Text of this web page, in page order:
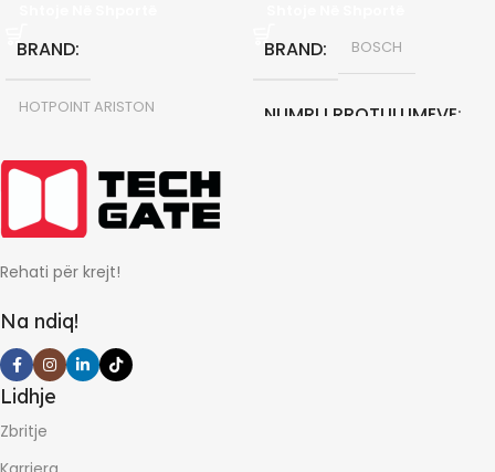
BRAND
HOTPOINT ARISTON
FUQIA E MIKROVALES
700 W
KAPACITETI LITER
GARANCIONI NE MUAJ
60
BRAND BOSCH
NUMRI I RROTULLIMEVE
Rehati për krejt!
Na ndiq!
Lidhje
Zbritje